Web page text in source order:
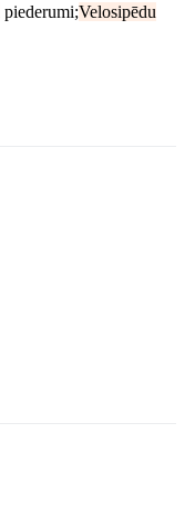
piederumi;Velosipēdu